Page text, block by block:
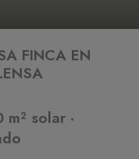
FINCA EN
solar ·